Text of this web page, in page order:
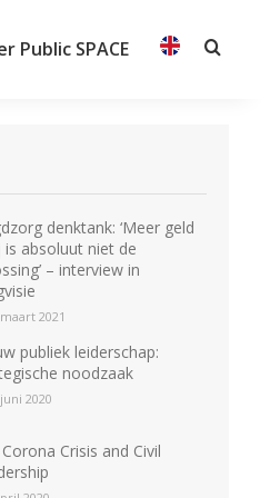
Public SPACE
denktank: ‘Meer geld
is absoluut niet de
– interview in
2021
publiek leiderschap:
noodzaak
2020
Crisis and Civil